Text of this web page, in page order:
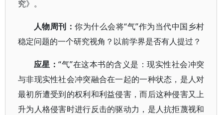
究》。
人物周刊：你为什么会将“气”作为当代中国乡村
稳定问题的一个研究视角？以前学界是否有人提过？
应星：“气”在这本书的含义是：现实性社会冲突
与非现实性社会冲突融合在一起的一种状态，是人对
最初所遭受到的权利和利益侵害，而后这种侵害又上
升为人格侵害时进行反击的驱动力，是人抗拒蔑视和